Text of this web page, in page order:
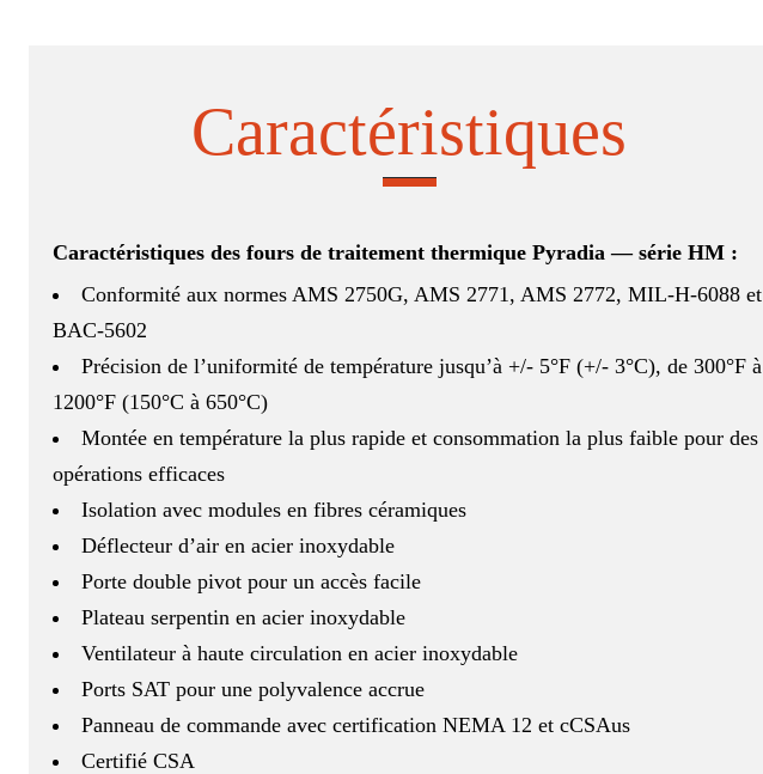
Caractéristiques
Caractéristiques des fours de traitement thermique Pyradia — série HM :
Conformité aux normes AMS 2750G, AMS 2771, AMS 2772, MIL-H-6088 et
BAC-5602
Précision de l’uniformité de température jusqu’à +/- 5°F (+/- 3°C), de 300°F à
1200°F (150°C à 650°C)
Montée en température la plus rapide et consommation la plus faible pour des
opérations efficaces
Isolation avec modules en fibres céramiques
Déflecteur d’air en acier inoxydable
Porte double pivot pour un accès facile
Plateau serpentin en acier inoxydable
Ventilateur à haute circulation en acier inoxydable
Ports SAT pour une polyvalence accrue
Panneau de commande avec certification NEMA 12 et cCSAus
Certifié CSA